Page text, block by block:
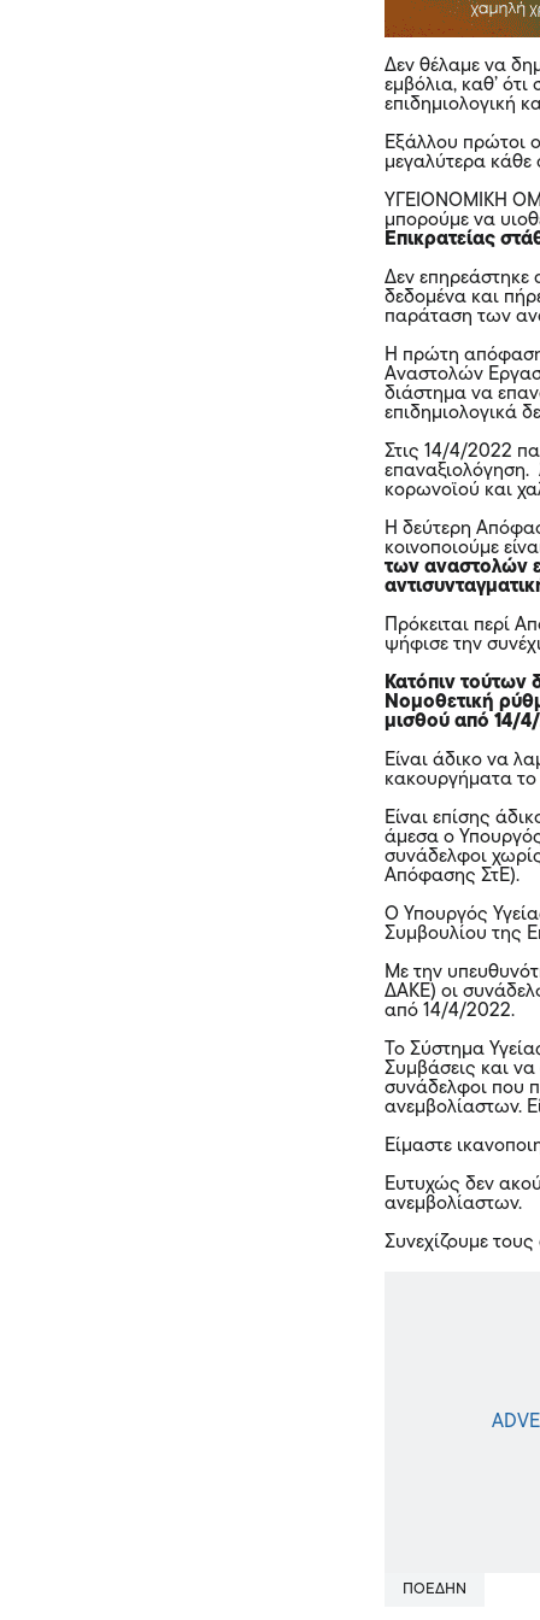
Δεν θέλαμε να
εμβόλια, καθ’
επιδημιολογική
Εξάλλου πρώτοι
μεγαλύτερα κάθε
ΥΓΕΙΟΝΟΜΙΚΗ
μπορούμε να
Επικρατείας
Δεν επηρεάστηκε
δεδομένα και
παράταση των
Η πρώτη απόφαση
Αναστολών
διάστημα να
επιδημιολογικά
Στις 14/4/2022
κορωνοϊού και
Η δεύτερη
κοινοποιούμε
των αναστολών
Πρόκειται περί
ψήφισε την
Κατόπιν τούτων
Νομοθετική
μισθού από 14/
Είναι άδικο να
κακουργήματα το
Είναι επίσης
άμεσα ο Υπουργός
συνάδελφοι
Απόφασης ΣτΕ).
Ο Υπουργός
Συμβουλίου της
Με την
ΔΑΚΕ) οι
από 14/4/2022.
Το Σύστημα
Συμβάσεις και
συνάδελφοι που
ανεμβολίαστων.
Είμαστε
Ευτυχώς δεν
ανεμβολίαστων.
Συνεχίζουμε
ΠΟΕΔΗΝ